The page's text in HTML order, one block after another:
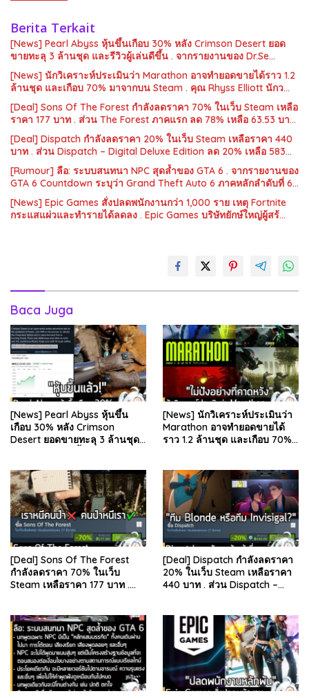
Berita Terkait
[News] Pearl Abyss หุ้นขึ้นเกือบ 30% หลัง Crimson Desert ยอด
ขายทะลุ 3 ล้านชุด และรีวิวผู้เล่นดีขึ้น . จากรายงานของ Dr.Se…
[News] นักวิเคราะห์ประเมินว่า Marathon อาจทำยอดขายได้ราว 1.2
ล้านชุด และเกือบ 70% มาจากบน Steam . คุณ Rhyss Elliott นักว…
[Deal] Sons Of The Forest กำลังลดราคา 70% ในเว็บ Steam เหลือ
ราคา 177 บาท . ส่วน The Forest ภาคแรก ลด 78% เหลือ 63.53 บา…
[Deal] Dispatch กำลังลดราคา 20% ในเว็บ Steam เหลือราคา 440
บาท . ส่วน Dispatch – Digital Deluxe Edition ลด 20% เหลือ 583…
[Rumour] ลือ: ระบบสนทนา NPC สุดล้ำของ GTA 6 . จากรายงานของ
GTA 6 Countdown ระบุว่า Grand Theft Auto 6 ภาคหลักลำดับที่ 6…
[News] Epic Games สั่งปลดพนักงานกว่า 1,000 ราย เหตุ Fortnite
กระแสแผ่วและทำรายได้ลดลง . Epic Games บริษัทยักษ์ใหญ่ผู้สร้…
Baca Juga
[News] Pearl Abyss หุ้นขึ้น
เกือบ 30% หลัง Crimson
Desert ยอดขายทะลุ 3 ล้านชุด
[News] นักวิเคราะห์ประเมินว่า
Marathon อาจทำยอดขายได้
ราว 1.2 ล้านชุด และเกือบ 70%
[Deal] Sons Of The Forest
กำลังลดราคา 70% ในเว็บ
Steam เหลือราคา 177 บาท .
[Deal] Dispatch กำลังลดราคา
20% ในเว็บ Steam เหลือราคา
440 บาท . ส่วน Dispatch –